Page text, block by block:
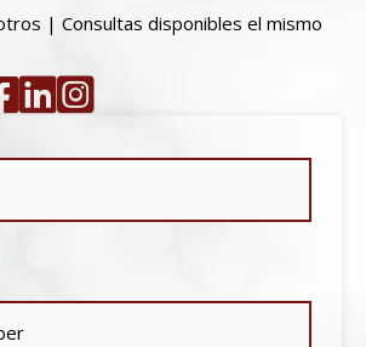
| Consultas disponibles el mismo